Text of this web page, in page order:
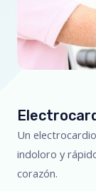
Un
indoloro y
corazón.